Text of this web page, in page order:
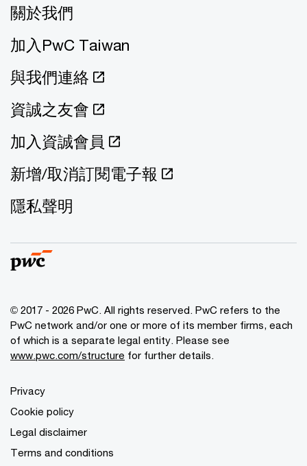
關於我們
加入PwC Taiwan
與我們連絡
資誠之友會
加入資誠會員
新增/取消訂閱電子報
隱私聲明
© 2017 - 2026 PwC. All rights reserved. PwC refers to the
PwC network and/or one or more of its member firms, each
of which is a separate legal entity. Please see
www.pwc.com/structure for further details.
Privacy
Cookie policy
Legal disclaimer
Terms and conditions